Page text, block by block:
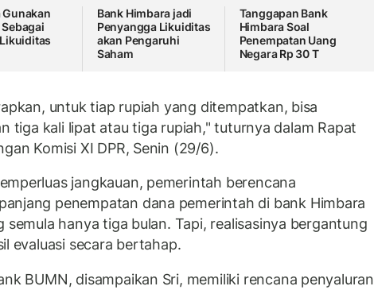
Gunakan
Bank Himbara jadi
Penyangga Likuiditas
akan Pengaruhi
Saham
Tanggapan Bank
Himbara Soal
Penempatan Uang
Negara Rp 30 T
untuk tiap rupiah yang ditempatkan, bisa
tiga kali lipat atau tiga rupiah," tuturnya dalam Rapat
Komisi XI DPR, Senin (29/6).
jangkauan, pemerintah berencana
penempatan dana pemerintah di bank Himbara
semula hanya tiga bulan. Tapi, realisasinya bergantung
evaluasi secara bertahap.
BUMN, disampaikan Sri, memiliki rencana penyaluran